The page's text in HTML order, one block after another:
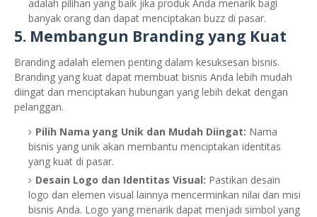
adalah pilihan yang baik jika produk Anda menarik bagi
banyak orang dan dapat menciptakan buzz di pasar.
5. Membangun Branding yang Kuat
Branding adalah elemen penting dalam kesuksesan bisnis.
Branding yang kuat dapat membuat bisnis Anda lebih mudah
diingat dan menciptakan hubungan yang lebih dekat dengan
pelanggan.
Pilih Nama yang Unik dan Mudah Diingat: Nama
bisnis yang unik akan membantu menciptakan identitas
yang kuat di pasar.
Desain Logo dan Identitas Visual: Pastikan desain
logo dan elemen visual lainnya mencerminkan nilai dan misi
bisnis Anda. Logo yang menarik dapat menjadi simbol yang